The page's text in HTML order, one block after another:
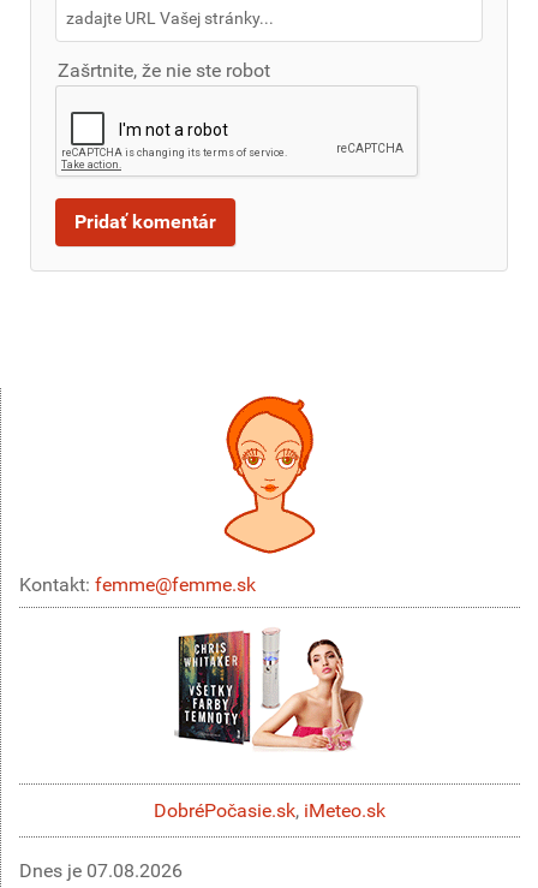
Zašrtnite, že nie ste robot
Kontakt: femme@femme.sk
DobréPočasie.sk, iMeteo.sk
Dnes je 07.08.2026